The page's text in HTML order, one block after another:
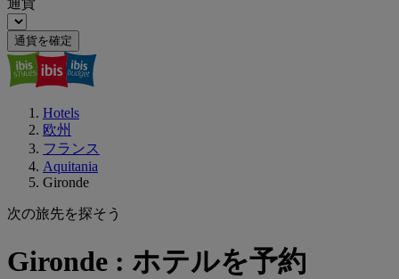
通貨
通貨を確定
Hotels
欧州
フランス
Aquitania
Gironde
次の旅先を探そう
Gironde : ホテルを予約